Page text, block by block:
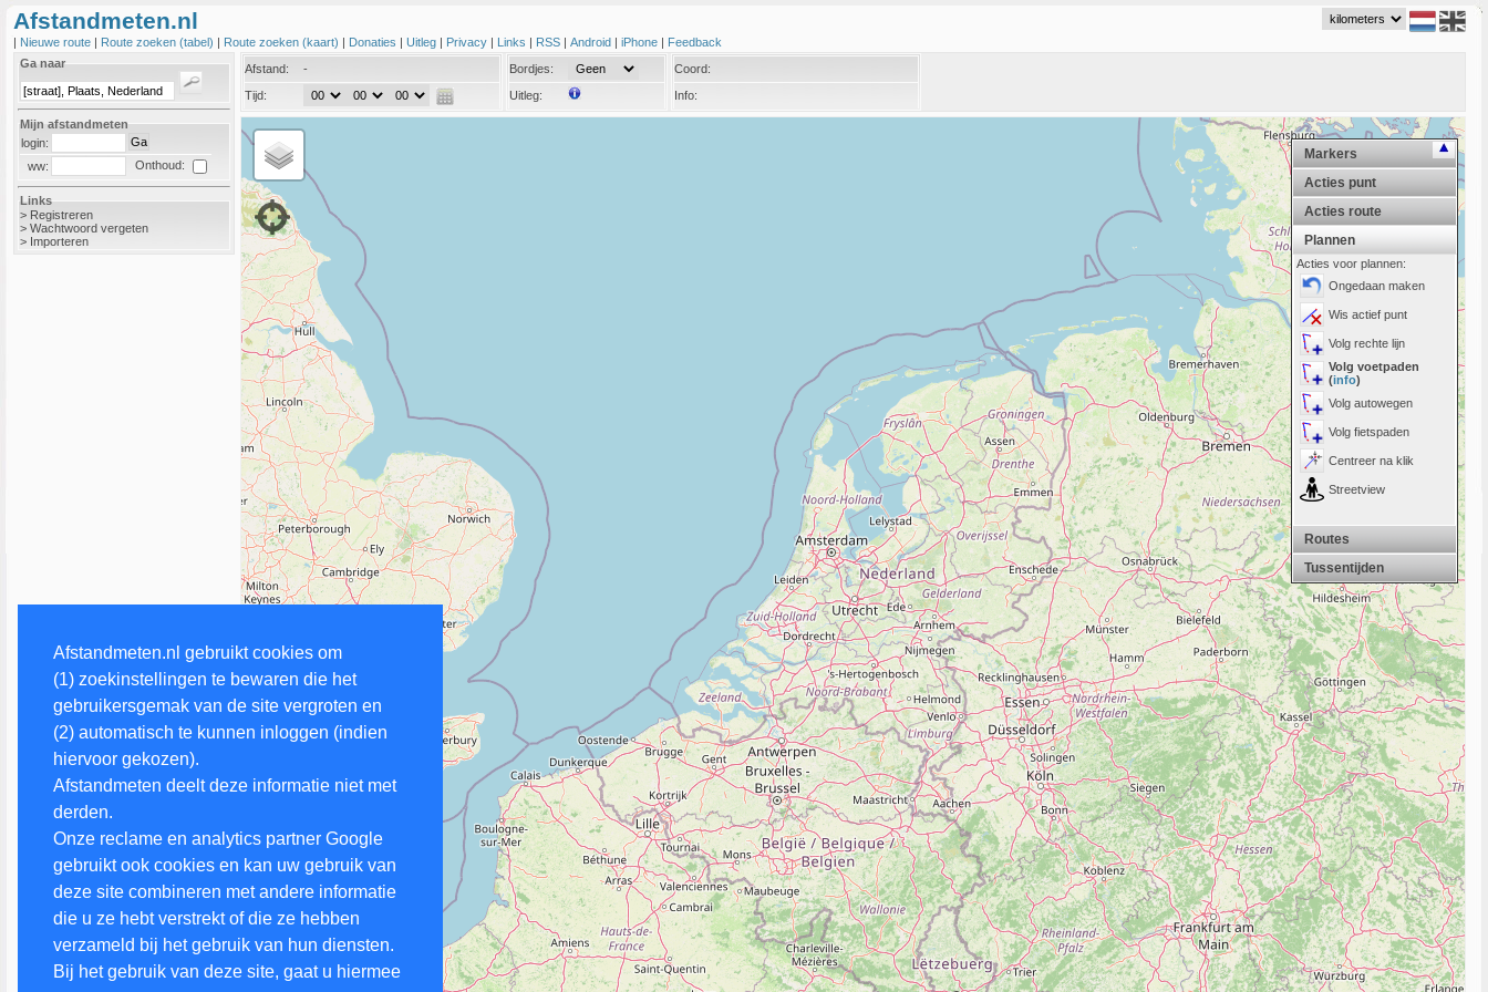
Afstandmeten.nl gebruikt cookies om
(1) zoekinstellingen te bewaren die het
gebruikersgemak van de site vergroten en
(2) automatisch te kunnen inloggen (indien
hiervoor gekozen).
Afstandmeten deelt deze informatie niet met
derden.
Onze reclame en analytics partner Google
gebruikt ook cookies en kan uw gebruik van
deze site combineren met andere informatie
die u ze hebt verstrekt of die ze hebben
verzameld bij het gebruik van hun diensten.
Bij het gebruik van deze site, gaat u hiermee
Afstandmeten.nl
| Nieuwe route | Route zoeken (tabel) | Route zoeken (kaart) | Donaties | Uitleg | Privacy | Links | RSS | Android | iPhone | Feedback
Ga naar
Mijn afstandmeten
login:
ww:
Onthoud:
Links
> Registreren
> Wachtwoord vergeten
> Importeren
Afstand:
-
Tijd:
Bordjes:
Uitleg:
Coord:
Info:
Markers
Acties punt
Acties route
Plannen
Acties voor plannen:
Ongedaan maken
Wis actief punt
Volg rechte lijn
Volg voetpaden
(info)
Volg autowegen
Volg fietspaden
Centreer na klik
Streetview
Routes
Tussentijden